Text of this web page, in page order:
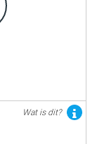
Wat is dit?